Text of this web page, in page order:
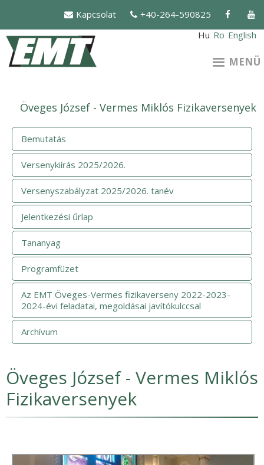
tartalomra
Kapcsolat
+40-264-590825
Hu Ro English
MENÜ
Öveges József - Vermes Miklós Fizikaversenyek
Bemutatás
Versenykiírás 2025/2026.
Versenyszabályzat 2025/2026. tanév
Jelentkezési űrlap
Tananyag
Programfüzet
Az EMT Öveges-Vermes fizikaverseny 2022-2023-
2024-évi feladatai, megoldásai javítókulccsal
Archívum
Öveges József - Vermes Miklós
Fizikaversenyek